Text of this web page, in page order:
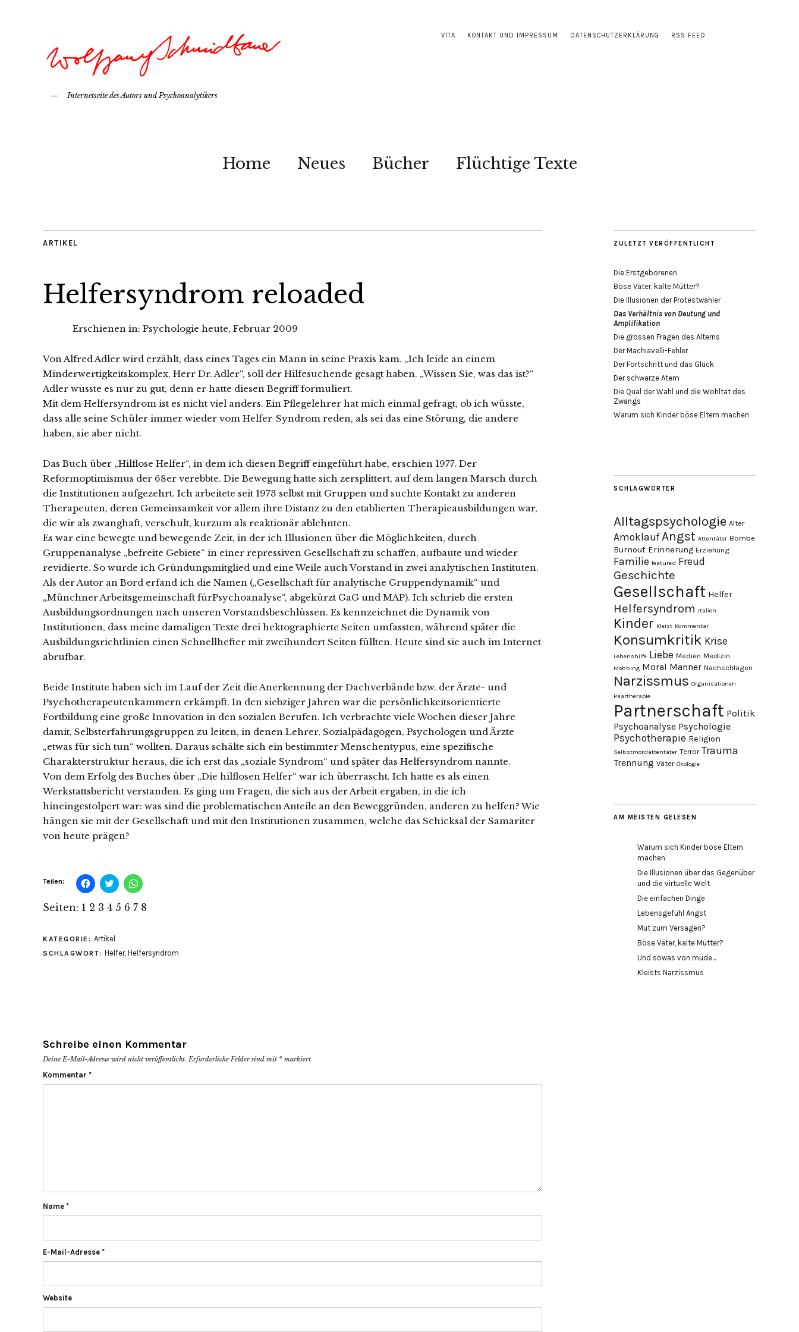
VITA KONTAKT UND IMPRESSUM DATENSCHUTZERKLÄRUNG RSS FEED
Internetseite des Autors und Psychoanalytikers
Home Neues Bücher Flüchtige Texte
ARTIKEL
Helfersyndrom reloaded
Erschienen in: Psychologie heute, Februar 2009
Von Alfred Adler wird erzählt, dass eines Tages ein Mann in seine Praxis kam. „Ich leide an einem
Minderwertigkeitskomplex, Herr Dr. Adler“, soll der Hilfesuchende gesagt haben. „Wissen Sie, was das ist?“
Adler wusste es nur zu gut, denn er hatte diesen Begriff formuliert.
Mit dem Helfersyndrom ist es nicht viel anders. Ein Pflegelehrer hat mich einmal gefragt, ob ich wüsste,
dass alle seine Schüler immer wieder vom Helfer-Syndrom reden, als sei das eine Störung, die andere
haben, sie aber nicht.
Das Buch über „Hilflose Helfer“, in dem ich diesen Begriff eingeführt habe, erschien 1977. Der
Reformoptimismus der 68er verebbte. Die Bewegung hatte sich zersplittert, auf dem langen Marsch durch
die Institutionen aufgezehrt. Ich arbeitete seit 1973 selbst mit Gruppen und suchte Kontakt zu anderen
Therapeuten, deren Gemeinsamkeit vor allem ihre Distanz zu den etablierten Therapieausbildungen war,
die wir als zwanghaft, verschult, kurzum als reaktionär ablehnten.
Es war eine bewegte und bewegende Zeit, in der ich Illusionen über die Möglichkeiten, durch
Gruppenanalyse „befreite Gebiete“ in einer repressiven Gesellschaft zu schaffen, aufbaute und wieder
revidierte. So wurde ich Gründungsmitglied und eine Weile auch Vorstand in zwei analytischen Instituten.
Als der Autor an Bord erfand ich die Namen („Gesellschaft für analytische Gruppendynamik“ und
„Münchner Arbeitsgemeinschaft fürPsychoanalyse“, abgekürzt GaG und MAP). Ich schrieb die ersten
Ausbildungsordnungen nach unseren Vorstandsbeschlüssen. Es kennzeichnet die Dynamik von
Institutionen, dass meine damaligen Texte drei hektographierte Seiten umfassten, während später die
Ausbildungsrichtlinien einen Schnellhefter mit zweihundert Seiten füllten. Heute sind sie auch im Internet
abrufbar.
Beide Institute haben sich im Lauf der Zeit die Anerkennung der Dachverbände bzw. der Ärzte- und
Psychotherapeutenkammern erkämpft. In den siebziger Jahren war die persönlichkeitsorientierte
Fortbildung eine große Innovation in den sozialen Berufen. Ich verbrachte viele Wochen dieser Jahre
damit, Selbsterfahrungsgruppen zu leiten, in denen Lehrer, Sozialpädagogen, Psychologen und Ärzte
„etwas für sich tun“ wollten. Daraus schälte sich ein bestimmter Menschentypus, eine spezifische
Charakterstruktur heraus, die ich erst das „soziale Syndrom“ und später das Helfersyndrom nannte.
Von dem Erfolg des Buches über „Die hilflosen Helfer“ war ich überrascht. Ich hatte es als einen
Werkstattsbericht verstanden. Es ging um Fragen, die sich aus der Arbeit ergaben, in die ich
hineingestolpert war: was sind die problematischen Anteile an den Beweggründen, anderen zu helfen? Wie
hängen sie mit der Gesellschaft und mit den Institutionen zusammen, welche das Schicksal der Samariter
von heute prägen?
Teilen: Klick,
um
Facebook
zu
in
neuem
Fenster
geöffnet)
Klick,
um
Twitter
zu
Fenster
geöffnet)
Klicken,
um
WhatsApp
zu
Fenster
geöffnet)
Seiten: 1 2 3 4 5 6 7 8
KATEGORIE: Artikel
SCHLAGWORT: Helfer, Helfersyndrom
Schreibe einen Kommentar
Deine E-Mail-Adresse wird nicht veröffentlicht. Erforderliche Felder sind mit * markiert
Kommentar *
Name *
E-Mail-Adresse *
Website
ZULETZT VERÖFFENTLICHT
Die Erstgeborenen
Böse Väter, kalte Mütter?
Die Illusionen der Protestwähler
Das Verhältnis von Deutung und
Amplifikation
Die grossen Fragen des Alterns
Der Machiavelli-Fehler
Der Fortschritt und das Glück
Der schwarze Atem
Die Qual der Wahl und die Wohltat des
Zwangs
Warum sich Kinder böse Eltern machen
SCHLAGWÖRTER
Alltagspsychologie Alter
Amoklauf Angst Attentäter Bombe
Burnout Erinnerung Erziehung
Familie featured Freud
Geschichte
Gesellschaft Helfer
Helfersyndrom Italien
Kinder Kleist Kommentar
Konsumkritik Krise
Lebenshilfe Liebe Medien Medizin
Mobbing Moral Männer Nachschlagen
Narzissmus Organisationen
Paartherapie
Partnerschaft Politik
Psychoanalyse Psychologie
Psychotherapie Religion
Selbstmordattentäter Terror Trauma
Trennung Väter Ökologie
AM MEISTEN GELESEN
Warum sich Kinder böse Eltern
machen
Die Illusionen über das Gegenüber
und die virtuelle Welt
Die einfachen Dinge
Lebensgefühl Angst
Mut zum Versagen?
Böse Väter, kalte Mütter?
Und sowas von müde...
Kleists Narzissmus